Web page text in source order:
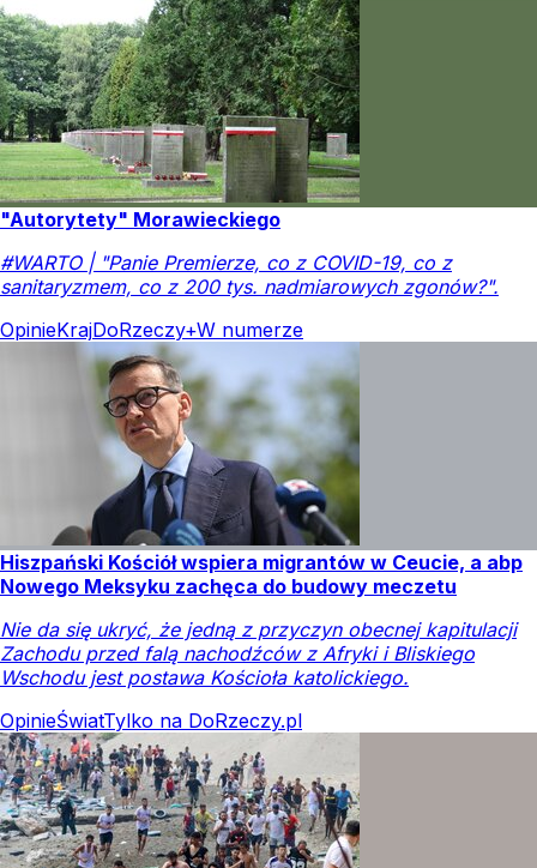
"Autorytety" Morawieckiego
#WARTO | "Panie Premierze, co z COVID-19, co z
sanitaryzmem, co z 200 tys. nadmiarowych zgonów?".
OpinieKrajDoRzeczy+W numerze
Hiszpański Kościół wspiera migrantów w Ceucie, a abp
Nowego Meksyku zachęca do budowy meczetu
Nie da się ukryć, że jedną z przyczyn obecnej kapitulacji
Zachodu przed falą nachodźców z Afryki i Bliskiego
Wschodu jest postawa Kościoła katolickiego.
OpinieŚwiatTylko na DoRzeczy.pl